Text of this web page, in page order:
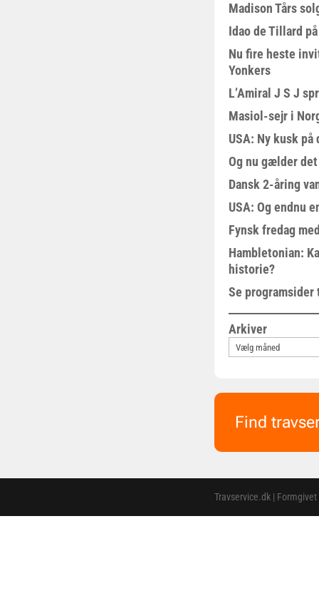
Madison Tårs
Idao de Tillard
Nu fire heste
Yonkers
L’Amiral J S J
Masiol-sejr i
USA: Ny kusk på
Og nu gælder
Dansk 2-åring
USA: Og endnu
Fynsk fredag
Hambletonian:
historie?
Se
Arkiver
Find
Travservice.dk |